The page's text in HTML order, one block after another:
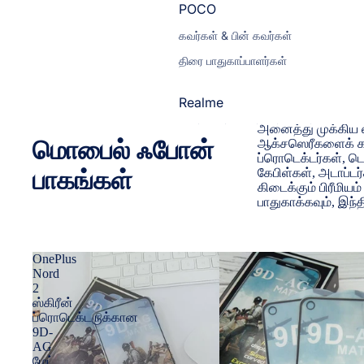
POCO
கவர்கள் & பின் கவர்கள்
திரை பாதுகாப்பாளர்கள்
Realme
வழக்குகள் & பின் அட்டைகள்
திரை பாதுகாப்பாளர்கள்
மோட்டோரோலா
இன்பினிக்ஸ்
கவர்கள் & பேக் கவர்கள்
அனைத்து இன்ஃபினிக்ஸ்
காண்க
மொபைல் ஃபோன்
பாகங்கள்
அனைத்து முக்கிய
ஆக்சஸெரீகளைக்
ப்ரொடெக்டர்கள்,
கேபிள்கள்,
கிடைக்கும்
பாதுகாக்கவும்,
OnePlus
Nord
2
ஸ்கிரீன்
ப்ரொடெக்டருக்கான
9D-
AG
மேட்